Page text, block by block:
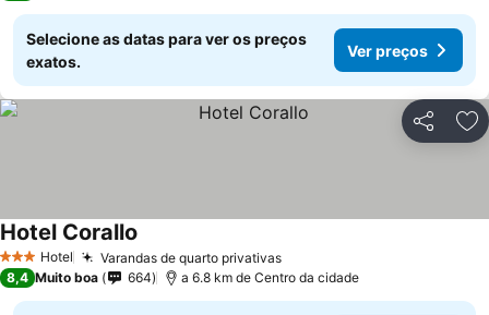
Selecione as datas para ver os preços
exatos.
Ver preços
Partilhar
3 EstrelasHotel Varandas de quarto privativas
Hotel Corallo
8,4 Muito boa 664 a 6.8 km de Centro da cidade